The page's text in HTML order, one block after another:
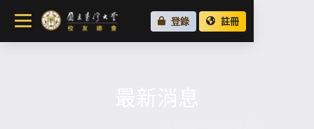
關於總會
最新消息
登錄 註冊